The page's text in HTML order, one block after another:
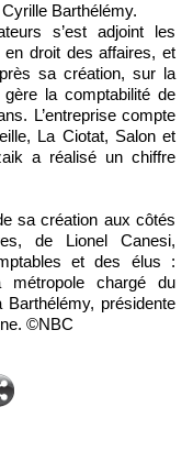
Barthélémy.
s’est adjoint les
droit des affaires, et
sa création, sur la
la comptabilité de
L’entreprise compte
La Ciotat, Salon et
a réalisé un chiffre
sa création aux côtés
de Lionel Canesi,
et des élus :
métropole chargé du
présidente
©NBC